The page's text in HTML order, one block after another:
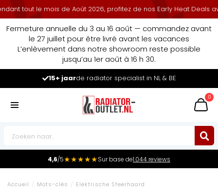
tout le mois de Août 2026, profitez de nos Early Heat Deals
Fermeture annuelle du 3 au 16 août — commandez avant
le 27 juillet pour être livré avant les vacances
L’enlèvement dans notre showroom reste possible
jusqu’au 1er août à 16 h 30.
15+ jaarde radiator specialist in NL & BE
0
4,6/5★★★★★Sur base de1.044 reviews
Accueil / Mots-clés / Elektrische Sfeerhaard